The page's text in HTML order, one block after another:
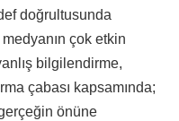
doğrultusunda
çok etkin
bilgilendirme,
çabası kapsamında;
önüne